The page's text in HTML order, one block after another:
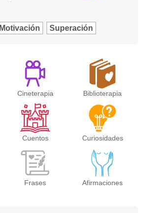
Motivación Superación
Cineterapia Biblioterapia
Cuentos Curiosidades
Frases Afirmaciones